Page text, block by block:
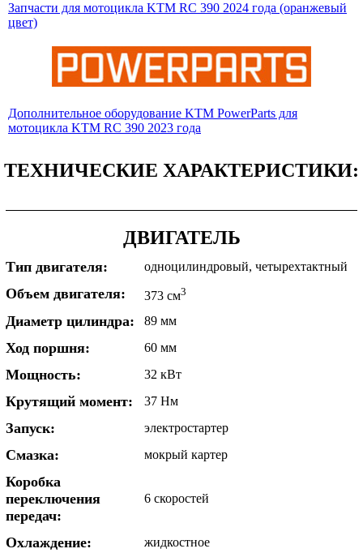
Запчасти для мотоцикла KTM RC 390 2024 года (оранжевый
цвет)
Дополнительное оборудование KTM PowerParts для
мотоцикла KTM RC 390 2023 года
ТЕХНИЧЕСКИЕ ХАРАКТЕРИСТИКИ:
ДВИГАТЕЛЬ
Тип двигателя: одноцилиндровый, четырехтактный
Объем двигателя: 373 см3
Диаметр цилиндра: 89 мм
Ход поршня: 60 мм
Мощность: 32 кВт
Крутящий момент: 37 Нм
Запуск: электростартер
Смазка: мокрый картер
Коробка
переключения
передач:
6 скоростей
Охлаждение: жидкостное